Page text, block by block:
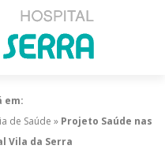
em:
de Saúde » Projeto Saúde nas
Vila da Serra